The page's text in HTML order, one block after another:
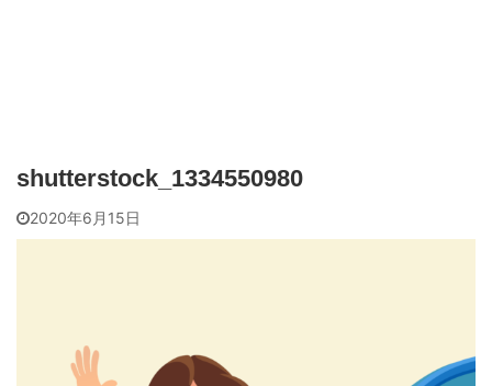
shutterstock_1334550980
2020年6月15日